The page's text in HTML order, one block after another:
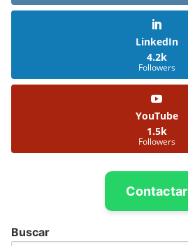
LinkedIn
4.2k
Followers
YouTube
1.5k
Followers
Contactar
Buscar